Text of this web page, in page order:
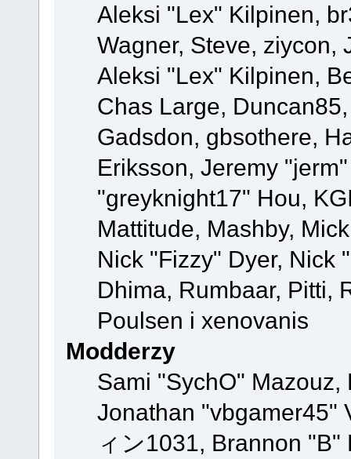
Aleksi "Lex" Kilpinen,
Wagner, Steve, ziycon,
Aleksi "Lex" Kilpinen,
Chas Large,
Gadsdon, gbsothere,
Eriksson, Jeremy
"greyknight17" Hou,
Mattitude, Mashby,
Nick "Fizzy" Dyer, Nick
Dhima, Rumbaar, Pitti,
Poulsen i xenovanis
Modderzy
Sami "SychO"
Jonathan "vbgamer45"
ィン1031, Brannon